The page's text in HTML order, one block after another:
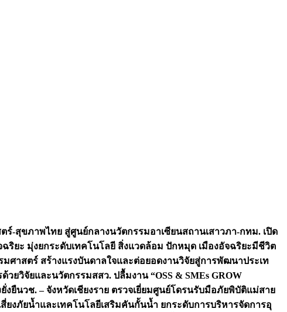
ตร์-สุขภาพไทย สู่ศูนย์กลางนวัตกรรมอาเซียนสถานเสาวภา-กทม. เปิด
ฉริยะ มุ่งยกระดับเทคโนโลยี สิ่งแวดล้อม ปักหมุด เมืองอัจฉริยะมีชีวิต
าสตร์ สร้างแรงบันดาลใจและต่อยอดงานวิจัยสู่การพัฒนาประเท
วยวิจัยและนวัตกรรมสสว. ปลื้มงาน “OSS & SMEs GROW
งยืนวช. – จังหวัดเชียงราย ตรวจเยี่ยมศูนย์โดรนรับมือภัยพิบัติแม่สาย
ยงภัยน้ำและเทคโนโลยีเสริมคันกั้นน้ำ ยกระดับการบริหารจัดการอุ